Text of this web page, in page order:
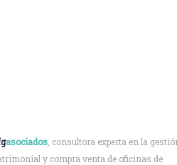
asociados , consultora experta en la
y compra venta de oficinas de